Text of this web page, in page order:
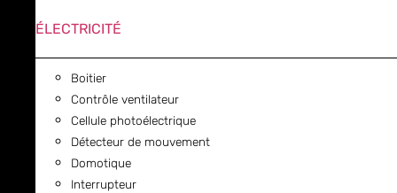
ÉLECTRICITÉ
Boitier
Contrôle ventilateur
Cellule photoélectrique
Détecteur de mouvement
Domotique
Interrupteur